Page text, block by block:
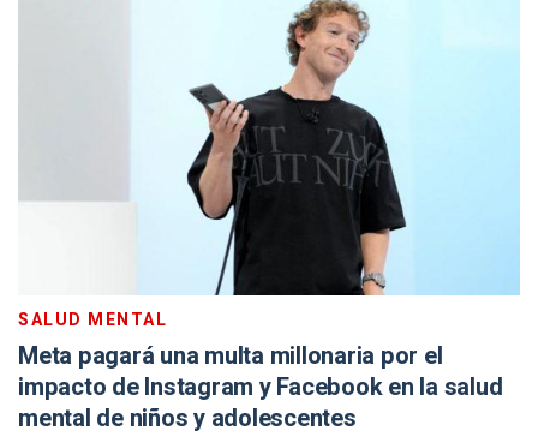
SALUD MENTAL
Meta pagará una multa millonaria por el
impacto de Instagram y Facebook en la salud
mental de niños y adolescentes